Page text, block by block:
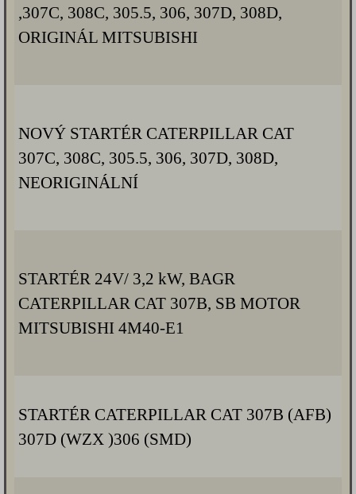
,307C, 308C, 305.5, 306, 307D, 308D,
ORIGINÁL MITSUBISHI
NOVÝ STARTÉR CATERPILLAR CAT
307C, 308C, 305.5, 306, 307D, 308D,
NEORIGINÁLNÍ
STARTÉR 24V/ 3,2 kW, BAGR
CATERPILLAR CAT 307B, SB MOTOR
MITSUBISHI 4M40-E1
STARTÉR CATERPILLAR CAT 307B (AFB)
307D (WZX )306 (SMD)